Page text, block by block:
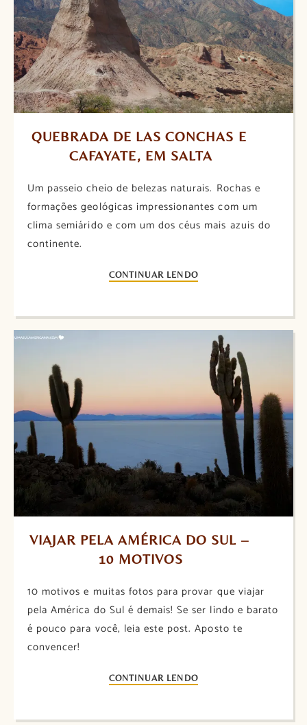
QUEBRADA DE LAS CONCHAS E
CAFAYATE, EM SALTA
Um passeio cheio de belezas naturais. Rochas e
formações geológicas impressionantes com um
clima semiárido e com um dos céus mais azuis do
continente.
CONTINUAR LENDO
VIAJAR PELA AMÉRICA DO SUL –
10 MOTIVOS
10 motivos e muitas fotos para provar que viajar
pela América do Sul é demais! Se ser lindo e barato
é pouco para você, leia este post. Aposto te
convencer!
CONTINUAR LENDO